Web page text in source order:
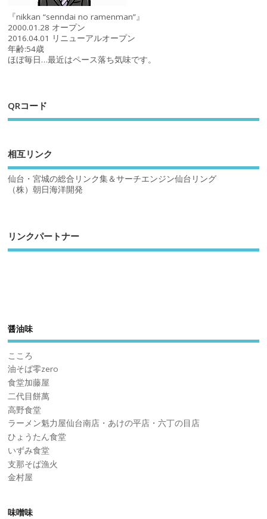
『nikkan “senndai no ramenman”』
2000.01.28 オープン
2016.04.01 リニューアルオープン
年齢:54歳
ほぼ毎日…最近はペース落ち気味です。
QRコード
相互リンク
仙台・宮城の総合リンク集＆サーチエンジン仙台リング
（株）朝日海洋開発
リンクパートナー
醤油味
こころ
油そば零zero
食堂加藤屋
二代目餅萬
高野食堂
ラーメン魁力屋仙台南店・あけの平店・六丁の目店
ひょうたん食堂
いずみ食堂
支那そば漁火
金村屋
味噌味